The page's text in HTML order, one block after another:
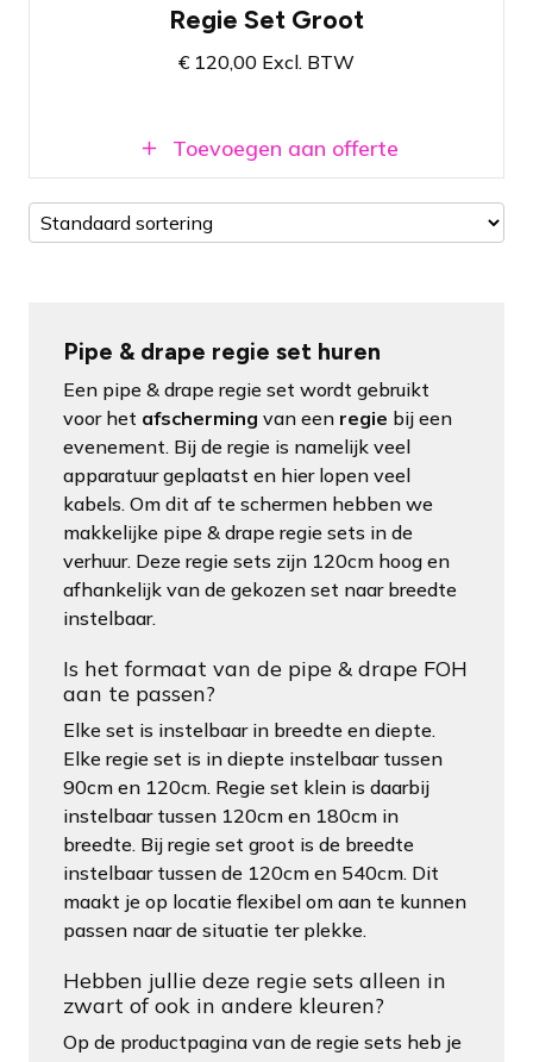
Aanpasbare afmetingen met maximaal
540cm breedte en 120cm diepte
Zorgt voor een net afgewerkte regie
Regie Set Groot
€ 120,00 Excl. BTW
Toevoegen aan offerte
Pipe & drape regie set huren
Een pipe & drape regie set wordt gebruikt
voor het afscherming van een regie bij een
evenement. Bij de regie is namelijk veel
apparatuur geplaatst en hier lopen veel
kabels. Om dit af te schermen hebben we
makkelijke pipe & drape regie sets in de
verhuur. Deze regie sets zijn 120cm hoog en
afhankelijk van de gekozen set naar breedte
instelbaar.
Is het formaat van de pipe & drape FOH
aan te passen?
Elke set is instelbaar in breedte en diepte.
Elke regie set is in diepte instelbaar tussen
90cm en 120cm. Regie set klein is daarbij
instelbaar tussen 120cm en 180cm in
breedte. Bij regie set groot is de breedte
instelbaar tussen de 120cm en 540cm. Dit
maakt je op locatie flexibel om aan te kunnen
passen naar de situatie ter plekke.
Hebben jullie deze regie sets alleen in
zwart of ook in andere kleuren?
Op de productpagina van de regie sets heb je